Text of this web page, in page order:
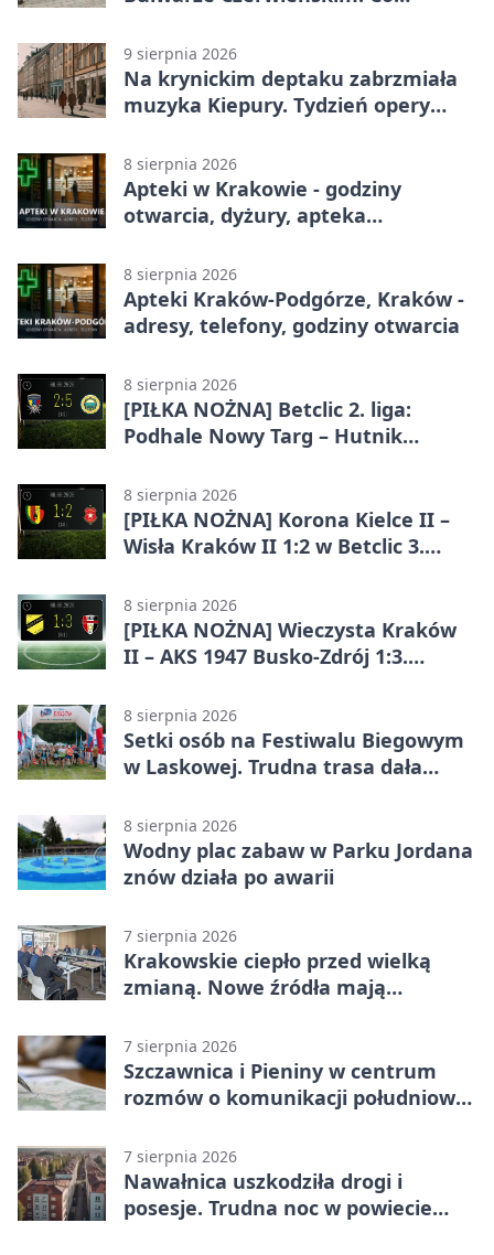
9 sierpnia 2026
Na krynickim deptaku zabrzmiała
muzyka Kiepury. Tydzień opery
8 sierpnia 2026
Apteki w Krakowie - godziny
otwarcia, dyżury, apteka
8 sierpnia 2026
Apteki Kraków-Podgórze, Kraków -
adresy, telefony, godziny otwarcia
8 sierpnia 2026
[PIŁKA NOŻNA] Betclic 2. liga:
Podhale Nowy Targ – Hutnik
efektownym zwycięstwem
8 sierpnia 2026
[PIŁKA NOŻNA] Korona Kielce II –
Wisła Kraków II 1:2 w Betclic 3.
odwróciła losy meczu
8 sierpnia 2026
[PIŁKA NOŻNA] Wieczysta Kraków
II – AKS 1947 Busko-Zdrój 1:3.
Liga Grupa 4 (Grupa IV)
8 sierpnia 2026
Setki osób na Festiwalu Biegowym
w Laskowej. Trudna trasa dała
8 sierpnia 2026
Wodny plac zabaw w Parku Jordana
znów działa po awarii
7 sierpnia 2026
Krakowskie ciepło przed wielką
zmianą. Nowe źródła mają
7 sierpnia 2026
Szczawnica i Pieniny w centrum
rozmów o komunikacji południowej
7 sierpnia 2026
Nawałnica uszkodziła drogi i
posesje. Trudna noc w powiecie